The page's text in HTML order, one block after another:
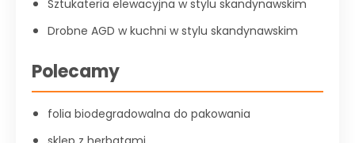
Sztukateria elewacyjna w stylu skandynawskim
Drobne AGD w kuchni w stylu skandynawskim
Polecamy
folia biodegradowalna do pakowania